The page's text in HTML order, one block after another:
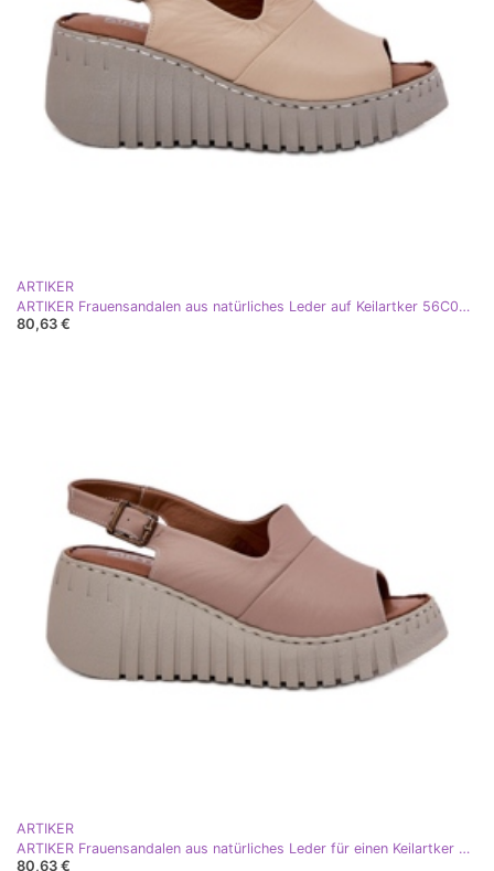
ARTIKER
ARTIKER Frauensandalen aus natürliches Leder auf Keilartker 56C0957 Beige
80,63 €
ARTIKER
ARTIKER Frauensandalen aus natürliches Leder für einen Keilartker 54C0788 Dunkler Beige
80,63 €